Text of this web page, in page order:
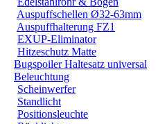
Auspuffschellen Ø32-63mm
Auspuffhalterung FZ1
EXUP-Eliminator
Hitzeschutz Matte
Bugspoiler Haltesatz universal
Beleuchtung
Scheinwerfer
Standlicht
Positionsleuchte